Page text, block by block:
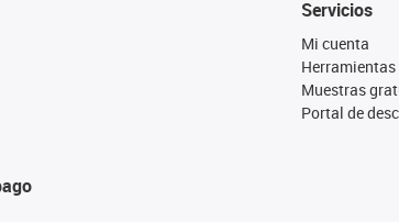
Servicios
Mi cuenta
Muestras
Portal de